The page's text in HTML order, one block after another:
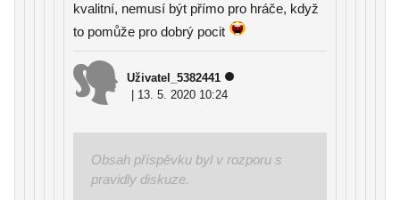
kvalitní, nemusí být přímo pro hráče, když
to pomůže pro dobrý pocit
Uživatel_5382441
| 13. 5. 2020 10:24
Obsah příspěvku byl v rozporu s
pravidly diskuze.